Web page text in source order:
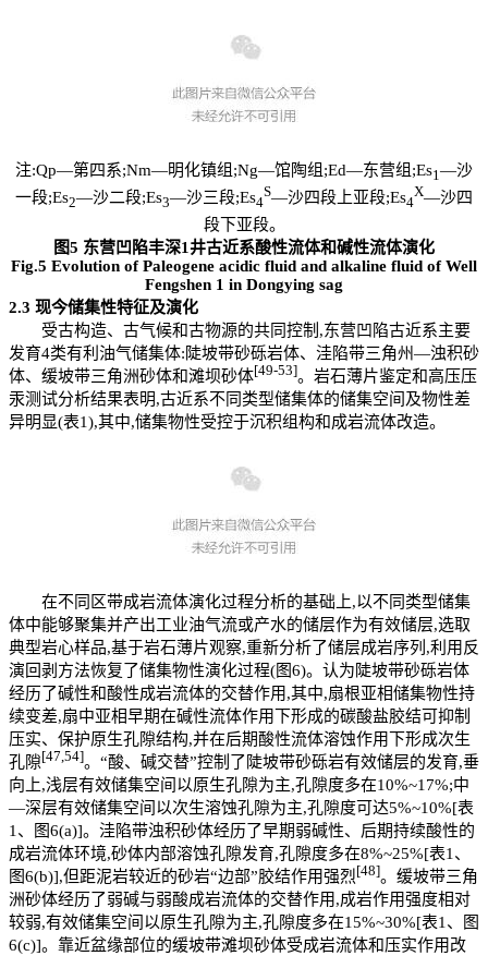
注:Qp—第四系;Nm—明化镇组;Ng—馆陶组;Ed—东营组;Es1—沙
一段;Es2—沙二段;Es3—沙三段;Es4
S—沙四段上亚段;Es4
X—沙四
段下亚段。
图5 东营凹陷丰深1井古近系酸性流体和碱性流体演化
Fig.5 Evolution of Paleogene acidic fluid and alkaline fluid of Well
Fengshen 1 in Dongying sag
2.3 现今储集性特征及演化
受古构造、古气候和古物源的共同控制,东营凹陷古近系主要
发育4类有利油气储集体:陡坡带砂砾岩体、洼陷带三角州—浊积砂
体、缓坡带三角洲砂体和滩坝砂体[49-53]。岩石薄片鉴定和高压压
汞测试分析结果表明,古近系不同类型储集体的储集空间及物性差
异明显(表1),其中,储集物性受控于沉积组构和成岩流体改造。
在不同区带成岩流体演化过程分析的基础上,以不同类型储集
体中能够聚集并产出工业油气流或产水的储层作为有效储层,选取
典型岩心样品,基于岩石薄片观察,重新分析了储层成岩序列,利用反
演回剥方法恢复了储集物性演化过程(图6)。认为陡坡带砂砾岩体
经历了碱性和酸性成岩流体的交替作用,其中,扇根亚相储集物性持
续变差,扇中亚相早期在碱性流体作用下形成的碳酸盐胶结可抑制
压实、保护原生孔隙结构,并在后期酸性流体溶蚀作用下形成次生
孔隙[47,54]。“酸、碱交替”控制了陡坡带砂砾岩有效储层的发育,垂
向上,浅层有效储集空间以原生孔隙为主,孔隙度多在10%~17%;中
—深层有效储集空间以次生溶蚀孔隙为主,孔隙度可达5%~10%[表
1、图6(a)]。洼陷带浊积砂体经历了早期弱碱性、后期持续酸性的
成岩流体环境,砂体内部溶蚀孔隙发育,孔隙度多在8%~25%[表1、
图6(b)],但距泥岩较近的砂岩“边部”胶结作用强烈[48]。缓坡带三角
洲砂体经历了弱碱与弱酸成岩流体的交替作用,成岩作用强度相对
较弱,有效储集空间以原生孔隙为主,孔隙度多在15%~30%[表1、图
6(c)]。靠近盆缘部位的缓坡带滩坝砂体受成岩流体和压实作用改